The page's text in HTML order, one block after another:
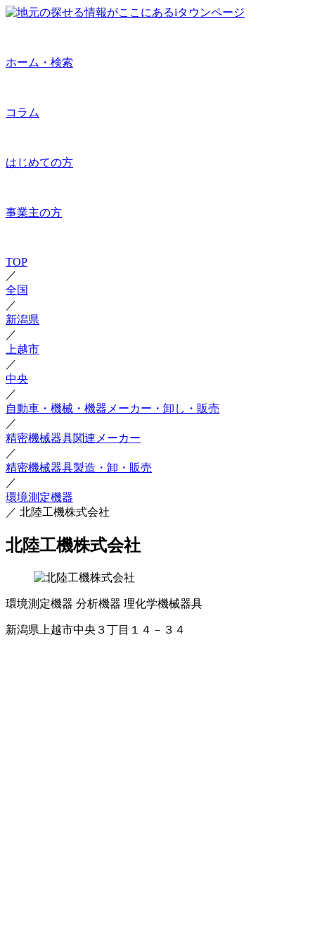
ホーム・検索
コラム
はじめての方
事業主の方
TOP
／
全国
／
新潟県
／
上越市
／
中央
／
自動車・機械・機器メーカー・卸し・販売
／
精密機械器具関連メーカー
／
精密機械器具製造・卸・販売
／
環境測定機器
／ 北陸工機株式会社
北陸工機株式会社
環境測定機器 分析機器 理化学機械器具
新潟県上越市中央３丁目１４－３４